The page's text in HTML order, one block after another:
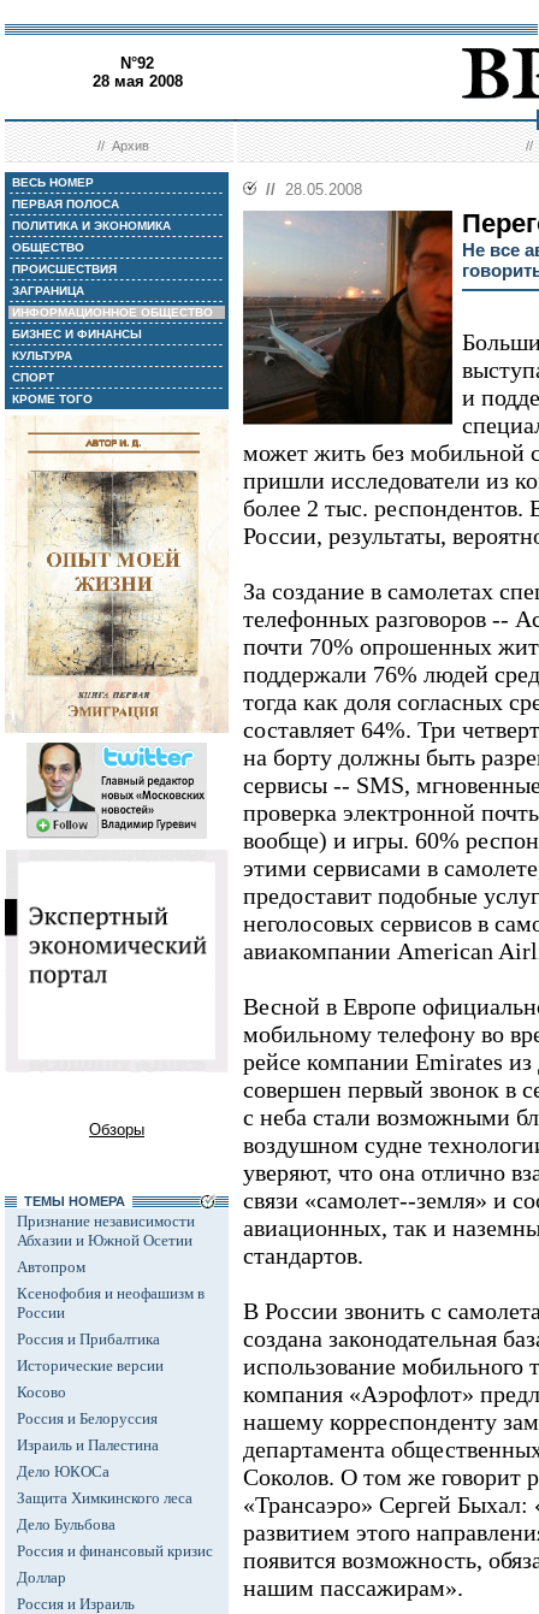
N°92
28 мая 2008
//Архив //
ВЕСЬ НОМЕР
ПЕРВАЯ ПОЛОСА
ПОЛИТИКА И ЭКОНОМИКА
ОБЩЕСТВО
ПРОИСШЕСТВИЯ
ЗАГРАНИЦА
ИНФОРМАЦИОННОЕ ОБЩЕСТВО
БИЗНЕС И ФИНАНСЫ
КУЛЬТУРА
СПОРТ
КРОМЕ ТОГО
Обзоры
ТЕМЫ НОМЕРА
Признание независимости
Абхазии и Южной Осетии
Автопром
Ксенофобия и неофашизм в
России
Россия и Прибалтика
Исторические версии
Косово
Россия и Белоруссия
Израиль и Палестина
Дело ЮКОСа
Защита Химкинского леса
Дело Бульбова
Россия и финансовый кризис
Доллар
Россия и Израиль
// 28.05.2008
Не все
и
может жить без мобильной
пришли исследователи из
более 2 тыс. респондентов.
России, результаты,
За создание в самолетах
телефонных разговоров --
почти 70% опрошенных
поддержали 76% людей
тогда как доля согласных
составляет 64%. Три
на борту должны быть
сервисы -- SMS,
проверка электронной
вообще) и игры. 60%
этими сервисами в
предоставит подобные
неголосовых сервисов в
авиакомпании American
Весной в Европе
мобильному телефону во
рейсе компании Emirates
совершен первый звонок в
с неба стали возможными
воздушном судне
уверяют, что она отлично
связи «самолет--земля» и
авиационных, так и
стандартов.
В России звонить с
создана законодательная
использование мобильного
компания «Аэрофлот»
нашему корреспонденту
департамента
Соколов. О том же говорит
«Трансаэро» Сергей
развитием этого
появится возможность,
нашим пассажирам».